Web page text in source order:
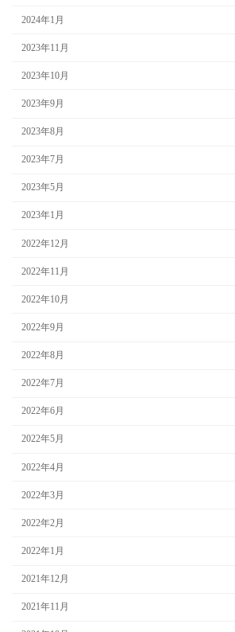
2024年1月
2023年11月
2023年10月
2023年9月
2023年8月
2023年7月
2023年5月
2023年1月
2022年12月
2022年11月
2022年10月
2022年9月
2022年8月
2022年7月
2022年6月
2022年5月
2022年4月
2022年3月
2022年2月
2022年1月
2021年12月
2021年11月